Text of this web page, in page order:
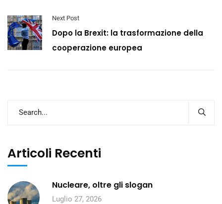
Next Post
Dopo la Brexit: la trasformazione della
cooperazione europea
Articoli Recenti
Nucleare, oltre gli slogan
Luglio 27, 2026